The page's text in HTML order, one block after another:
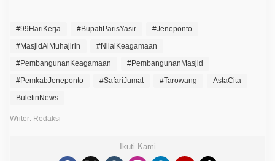
#99HariKerja #BupatiParisYasir
#Jeneponto
#MasjidAlMuhajirin
#NilaiKeagamaan
#PembangunanKeagamaan
#PembangunanMasjid
#PemkabJeneponto
#SafariJumat #Tarowang
AstaCita
BuletinNews
Writer: Redaksi
Ikuti Kami